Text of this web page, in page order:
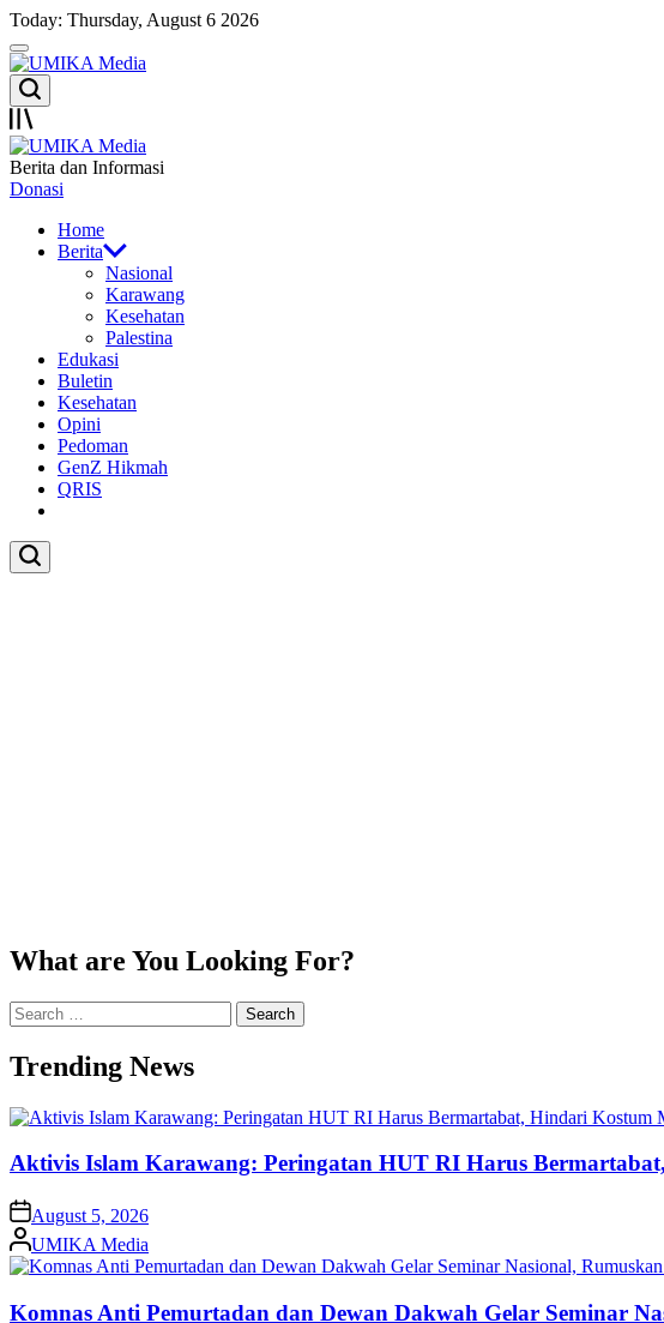
Skip
to
content
Today: Thursday, August 6 2026
Menu
UMIKA
Media
Search
Offcanvas
UMIKA
Media
Berita dan Informasi
Donasi
Home
Berita
Nasional
Karawang
Kesehatan
Palestina
Edukasi
Buletin
Kesehatan
Opini
Pedoman
GenZ Hikmah
QRIS
Search
What are You Looking For?
Search
for:
Trending News
Aktivis Islam Karawang: Peringatan HUT RI Harus
on August 5, 2026
Posted
by
UMIKA Media
Komnas Anti Pemurtadan dan Dewan Dakwah Gelar Seminar